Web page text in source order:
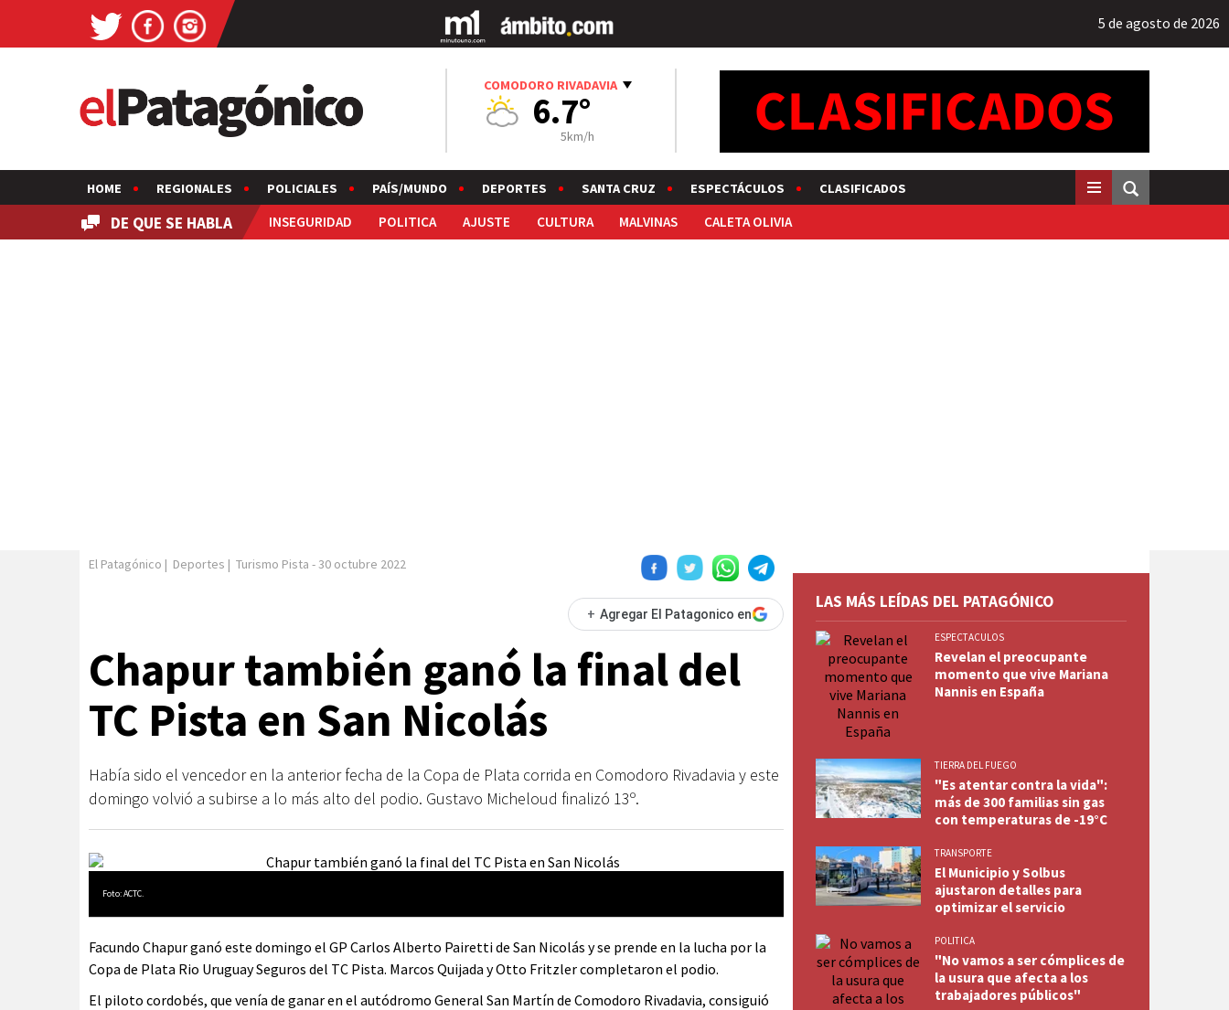
5 de agosto de 2026
COMODORO RIVADAVIA
6.7°
5km/h
HOME REGIONALES POLICIALES PAÍS/MUNDO DEPORTES SANTA CRUZ ESPECTÁCULOS CLASIFICADOS
DE QUE SE HABLA INSEGURIDAD POLITICA AJUSTE CULTURA MALVINAS CALETA OLIVIA
El Patagónico | Deportes | Turismo Pista -30 octubre 2022
+ Agregar El Patagonico en
Chapur también ganó la final del
TC Pista en San Nicolás
Había sido el vencedor en la anterior fecha de la Copa de Plata corrida en Comodoro Rivadavia y este
domingo volvió a subirse a lo más alto del podio. Gustavo Micheloud finalizó 13º.
Foto: ACTC.
Facundo Chapur ganó este domingo el GP Carlos Alberto Pairetti de San Nicolás y se prende en la lucha por la
Copa de Plata Rio Uruguay Seguros del TC Pista. Marcos Quijada y Otto Fritzler completaron el podio.
El piloto cordobés, que venía de ganar en el autódromo General San Martín de Comodoro Rivadavia, consiguió
LAS MÁS LEÍDAS DEL PATAGÓNICO
ESPECTACULOS
Revelan el preocupante
momento que vive Mariana
Nannis en España
TIERRA DEL FUEGO
"Es atentar contra la vida":
más de 300 familias sin gas
con temperaturas de -19°C
TRANSPORTE
El Municipio y Solbus
ajustaron detalles para
optimizar el servicio
POLITICA
"No vamos a ser cómplices de
la usura que afecta a los
trabajadores públicos"